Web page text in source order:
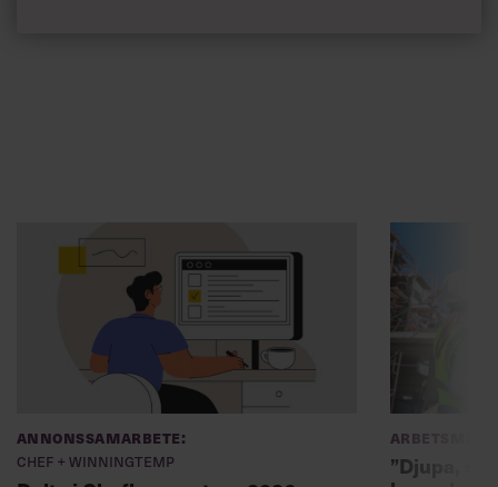
Annonssamarbete:
Chef + Winningtemp
Delta i Chefbarometern 2026
”Djupa,